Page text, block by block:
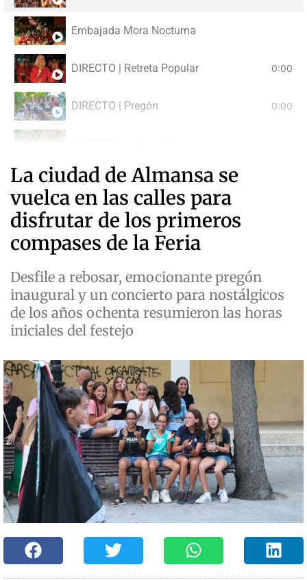
Embajada Mora Nocturna
DIRECTO | Retreta Popular 0:00
DIRECTO | Pregón 0:00
DIRECTO | Gran Desfile Festero
La ciudad de Almansa se
vuelca en las calles para
disfrutar de los primeros
compases de la Feria
Desfile a rebosar, emocionante pregón
inaugural y un concierto para nostálgicos
de los años ochenta resumieron las horas
iniciales del festejo